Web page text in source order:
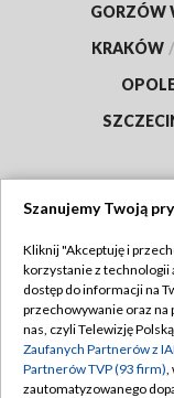
GORZÓW
KRAKÓW /
Abonament TVP
Emisja w TVP
Centrum
Szanujemy Twoją
Kliknij "Akceptuję i
korzystanie z technologii
dostęp do informacji na
przechowywanie oraz na
nas, czyli Telewizję
Zaufanych Partnerów z
Partnerów TVP (93 firm),
zautomatyzowanego